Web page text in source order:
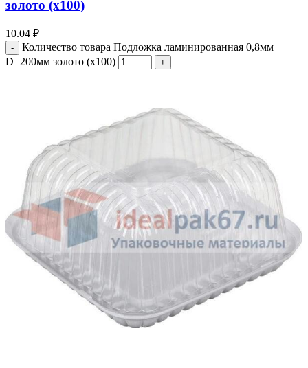
золото (х100)
10.04 ₽
Количество товара Подложка ламинированная 0,8мм
D=200мм золото (х100)